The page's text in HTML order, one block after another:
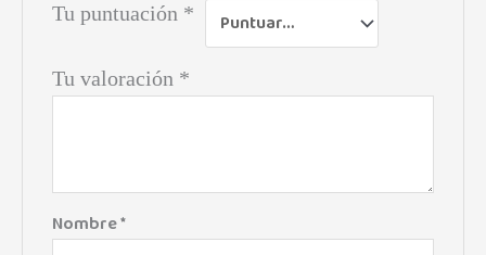
Tu puntuación *
Tu valoración *
Nombre*